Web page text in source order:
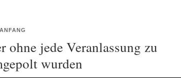
ohne jede Veranlassung zu
wurden